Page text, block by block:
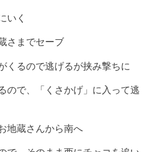
いく
さまでセーブ
くるので逃げるが挟み撃ちに
ので、「くさかげ」に入って逃
地蔵さんから南へ